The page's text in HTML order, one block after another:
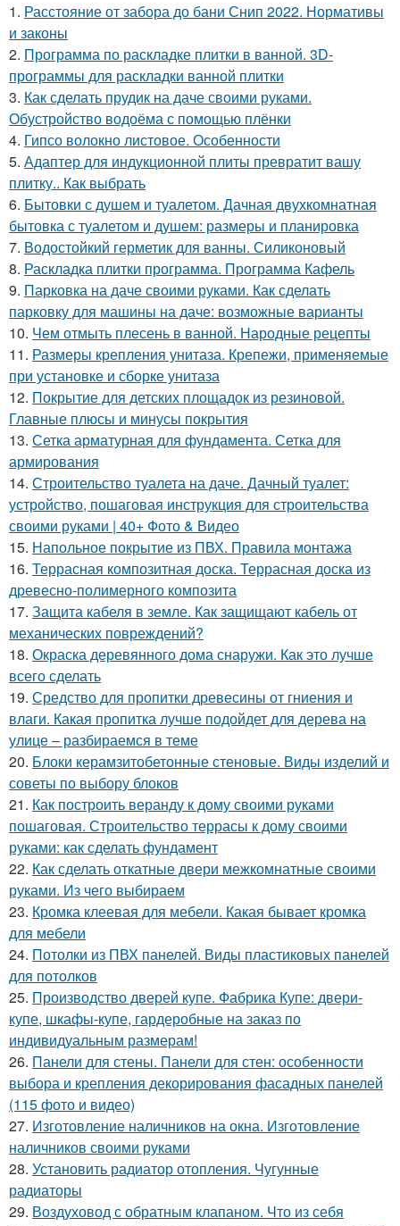
1. Расстояние от забора до бани Снип 2022. Нормативы
и законы
2. Программа по раскладке плитки в ванной. 3D-
программы для раскладки ванной плитки
3. Как сделать прудик на даче своими руками.
Обустройство водоёма с помощью плёнки
4. Гипсо волокно листовое. Особенности
5. Адаптер для индукционной плиты превратит вашу
плитку.. Как выбрать
6. Бытовки с душем и туалетом. Дачная двухкомнатная
бытовка с туалетом и душем: размеры и планировка
7. Водостойкий герметик для ванны. Силиконовый
8. Раскладка плитки программа. Программа Кафель
9. Парковка на даче своими руками. Как сделать
парковку для машины на даче: возможные варианты
10. Чем отмыть плесень в ванной. Народные рецепты
11. Размеры крепления унитаза. Крепежи, применяемые
при установке и сборке унитаза
12. Покрытие для детских площадок из резиновой.
Главные плюсы и минусы покрытия
13. Сетка арматурная для фундамента. Сетка для
армирования
14. Строительство туалета на даче. Дачный туалет:
устройство, пошаговая инструкция для строительства
своими руками | 40+ Фото & Видео
15. Напольное покрытие из ПВХ. Правила монтажа
16. Террасная композитная доска. Террасная доска из
древесно-полимерного композита
17. Защита кабеля в земле. Как защищают кабель от
механических повреждений?
18. Окраска деревянного дома снаружи. Как это лучше
всего сделать
19. Средство для пропитки древесины от гниения и
влаги. Какая пропитка лучше подойдет для дерева на
улице – разбираемся в теме
20. Блоки керамзитобетонные стеновые. Виды изделий и
советы по выбору блоков
21. Как построить веранду к дому своими руками
пошаговая. Строительство террасы к дому своими
руками: как сделать фундамент
22. Как сделать откатные двери межкомнатные своими
руками. Из чего выбираем
23. Кромка клеевая для мебели. Какая бывает кромка
для мебели
24. Потолки из ПВХ панелей. Виды пластиковых панелей
для потолков
25. Производство дверей купе. Фабрика Купе: двери-
купе, шкафы-купе, гардеробные на заказ по
индивидуальным размерам!
26. Панели для стены. Панели для стен: особенности
выбора и крепления декорирования фасадных панелей
(115 фото и видео)
27. Изготовление наличников на окна. Изготовление
наличников своими руками
28. Установить радиатор отопления. Чугунные
радиаторы
29. Воздуховод с обратным клапаном. Что из себя